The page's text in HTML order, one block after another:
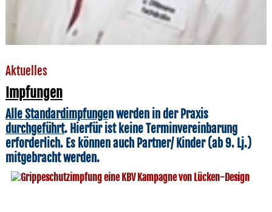
Aktuelles
Impfungen
Alle Standardimpfungen werden in der Praxis
durchgeführt. Hierfür ist keine Terminvereinbarung
erforderlich. Es können auch Partner/ Kinder (ab 9. Lj.)
mitgebracht werden.